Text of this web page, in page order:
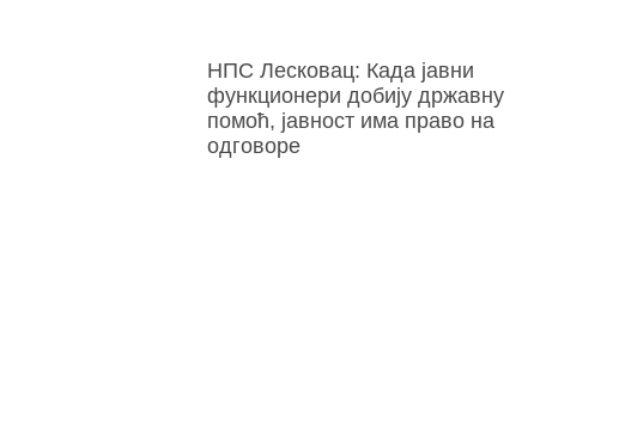
НПС Лесковац: Када јавни
функционери добију државну
помоћ, јавност има право на
одговоре